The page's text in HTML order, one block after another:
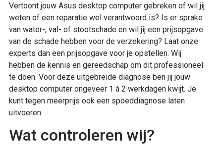
Vertoont jouw Asus desktop computer gebreken of wil jij
weten of een reparatie wel verantwoord is? Is er sprake
van water-, val- of stootschade en wil jij een prijsopgave
van de schade hebben voor de verzekering? Laat onze
experts dan een prijsopgave voor je opstellen. Wij
hebben de kennis en gereedschap om dit professioneel
te doen. Voor deze uitgebreide diagnose ben jij jouw
desktop computer ongeveer 1 à 2 werkdagen kwijt. Je
kunt tegen meerprijs ook een spoeddiagnose laten
uitvoeren.
Wat controleren wij?